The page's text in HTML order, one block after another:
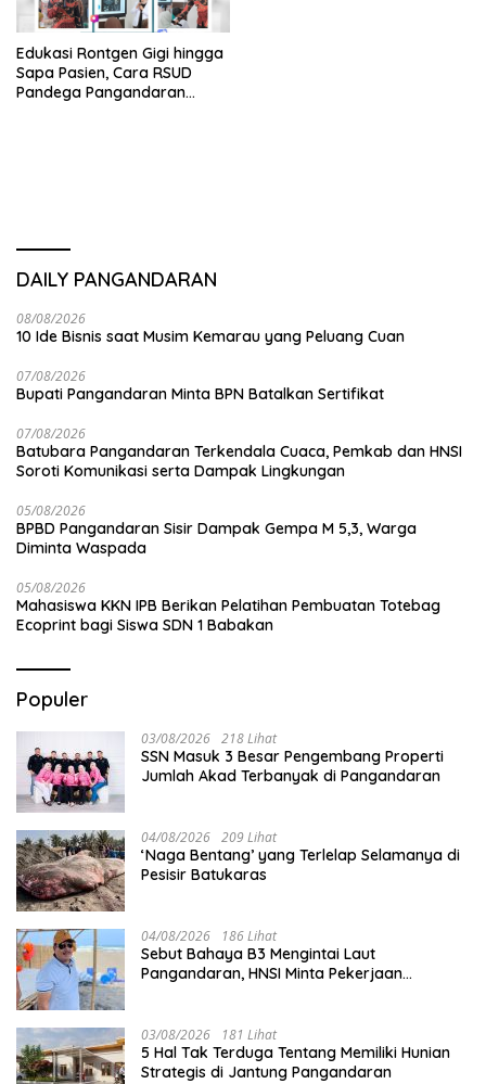
Edukasi Rontgen Gigi hingga
Sapa Pasien, Cara RSUD
Pandega Pangandaran
DAILY PANGANDARAN
08/08/2026
10 Ide Bisnis saat Musim Kemarau yang Peluang Cuan
07/08/2026
Bupati Pangandaran Minta BPN Batalkan Sertifikat
07/08/2026
Batubara Pangandaran Terkendala Cuaca, Pemkab dan HNSI
Soroti Komunikasi serta Dampak Lingkungan
05/08/2026
BPBD Pangandaran Sisir Dampak Gempa M 5,3, Warga
Diminta Waspada
05/08/2026
Mahasiswa KKN IPB Berikan Pelatihan Pembuatan Totebag
Ecoprint bagi Siswa SDN 1 Babakan
Populer
03/08/2026 218 Lihat
SSN Masuk 3 Besar Pengembang Properti
Jumlah Akad Terbanyak di Pangandaran
04/08/2026 209 Lihat
‘Naga Bentang’ yang Terlelap Selamanya di
Pesisir Batukaras
04/08/2026 186 Lihat
Sebut Bahaya B3 Mengintai Laut
Pangandaran, HNSI Minta Pekerjaan
03/08/2026 181 Lihat
5 Hal Tak Terduga Tentang Memiliki Hunian
Strategis di Jantung Pangandaran